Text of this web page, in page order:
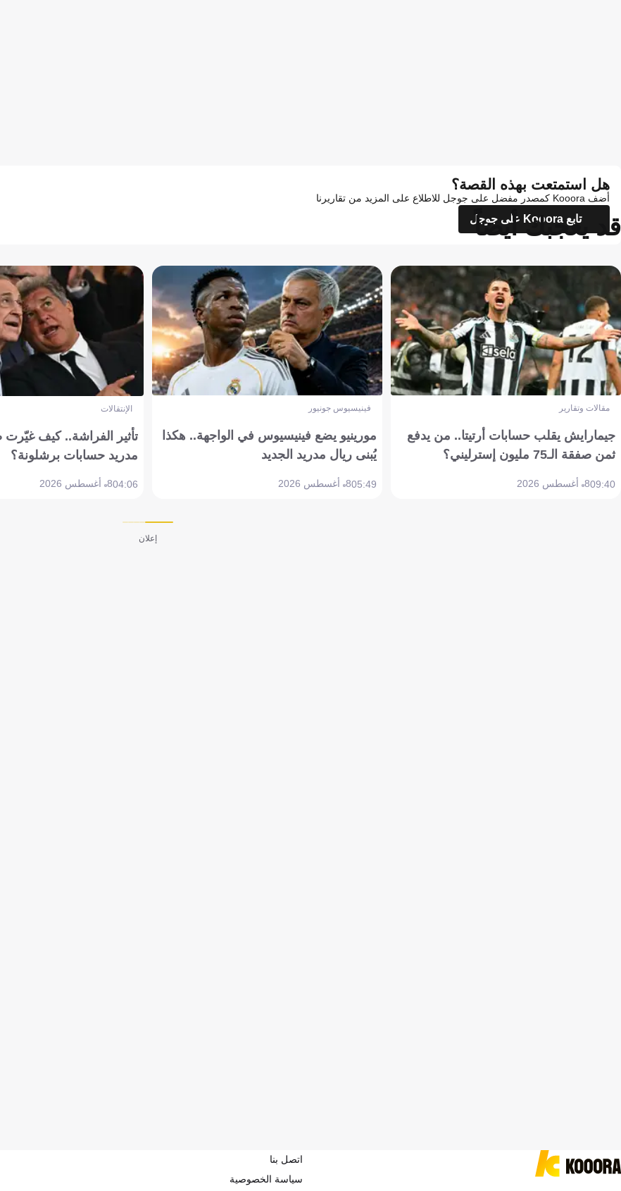
هل استمتعت بهذه القصة؟
أضف Kooora كمصدر مفضل على جوجل للاطلاع على المزيد من تقاريرنا
تابع Kooora على جوجل
قد يعجبك أيضاً
مقالات وتقارير
جيمارايش يقلب حسابات أرتيتا.. من يدفع
ثمن صفقة الـ75 مليون إسترليني؟
09:408 أغسطس 2026
فينيسيوس جونيور
مورينيو يضع فينيسيوس في الواجهة.. هكذا
يُبنى ريال مدريد الجديد
05:498 أغسطس 2026
الإنتقالات
تأثير الفراشة.. كيف
مدريد حسابات برشلونة؟
04:068 أغسطس 2026
إعلان
اتصل بنا
سياسة الخصوصية